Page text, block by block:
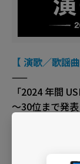
【 演歌／歌謡
——
「2024 年間
～30位まで発表